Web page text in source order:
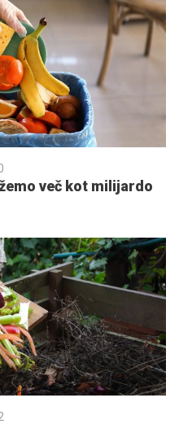
več kot milijardo